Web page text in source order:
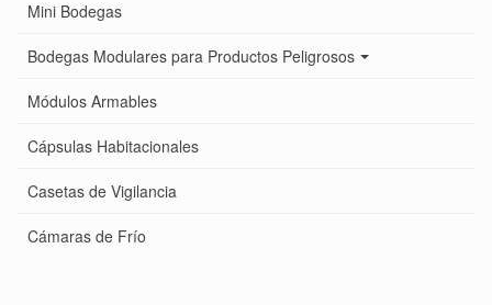
Mini Bodegas
Bodegas Modulares para Productos Peligrosos
Módulos Armables
Cápsulas Habitacionales
Casetas de Vigilancia
Cámaras de Frío